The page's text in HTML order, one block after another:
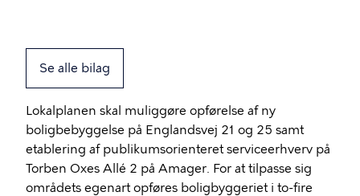
Se alle bilag
Lokalplanen skal muliggøre opførelse af ny
boligbebyggelse på Englandsvej 21 og 25 samt
etablering af publikumsorienteret serviceerhverv på
Torben Oxes Allé 2 på Amager. For at tilpasse sig
områdets egenart opføres boligbyggeriet i to-fire